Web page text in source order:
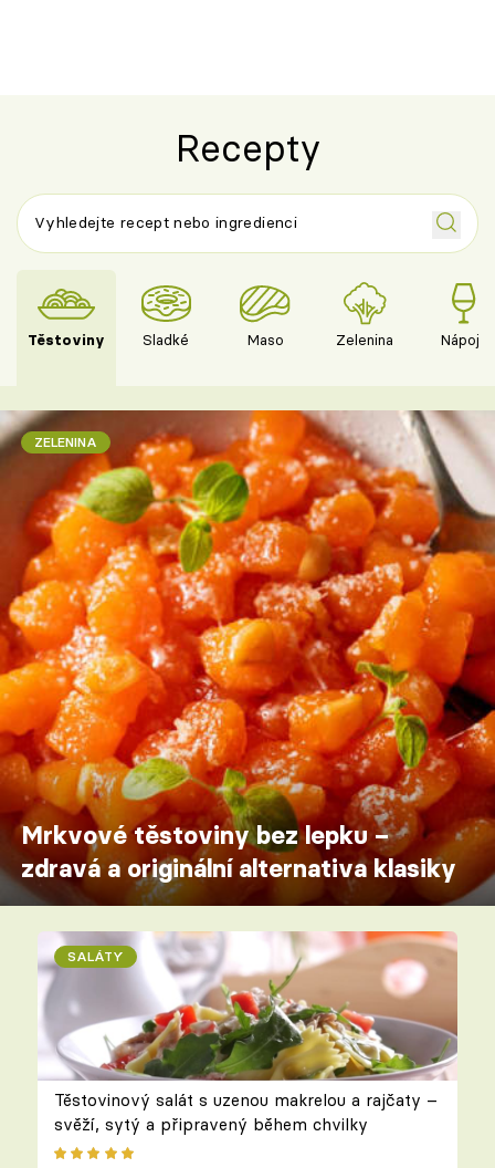
Recepty
Těstoviny Sladké Maso Zelenina Nápoje
ZELENINA
Mrkvové těstoviny bez lepku –
zdravá a originální alternativa klasiky
SALÁTY
Těstovinový salát s uzenou makrelou a rajčaty –
svěží, sytý a připravený během chvilky